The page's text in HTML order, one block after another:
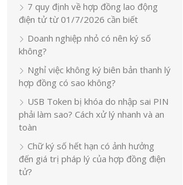
7 quy định về hợp đồng lao động
điện tử từ 01/7/2026 cần biết
Doanh nghiệp nhỏ có nên ký số
không?
Nghỉ việc không ký biên bản thanh lý
hợp đồng có sao không?
USB Token bị khóa do nhập sai PIN
phải làm sao? Cách xử lý nhanh và an
toàn
Chữ ký số hết hạn có ảnh hưởng
đến giá trị pháp lý của hợp đồng điện
tử?